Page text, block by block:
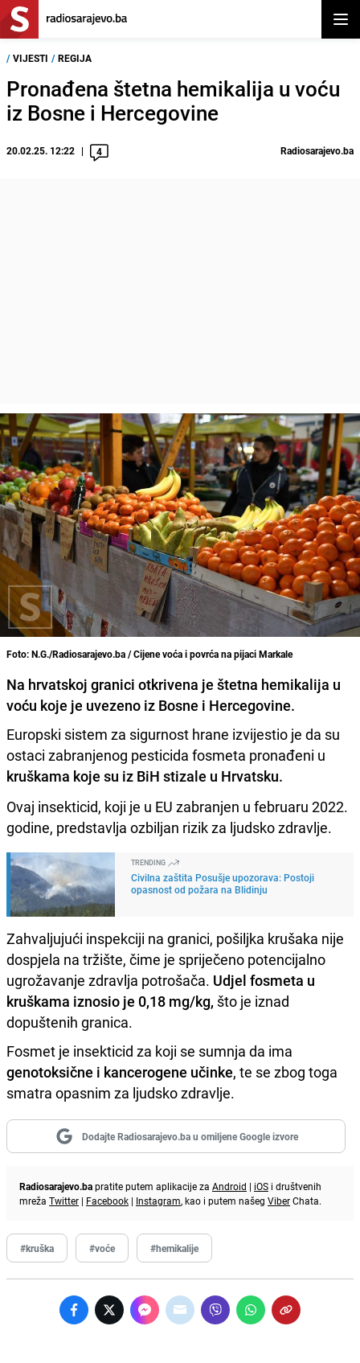
/ VIJESTI / REGIJA
Pronađena štetna hemikalija u voću
iz Bosne i Hercegovine
20.02.25. 12:22 4 Radiosarajevo.ba
Foto: N.G./Radiosarajevo.ba / Cijene voća i povrća na pijaci Markale
Na hrvatskoj granici otkrivena je štetna hemikalija u
voću koje je uvezeno iz Bosne i Hercegovine.
Europski sistem za sigurnost hrane izvijestio je da su
ostaci zabranjenog pesticida fosmeta pronađeni u
kruškama koje su iz BiH stizale u Hrvatsku.
Ovaj insekticid, koji je u EU zabranjen u februaru 2022.
godine, predstavlja ozbiljan rizik za ljudsko zdravlje.
TRENDING
Civilna zaštita Posušje upozorava: Postoji
opasnost od požara na Blidinju
Zahvaljujući inspekciji na granici, pošiljka krušaka nije
dospjela na tržište, čime je spriječeno potencijalno
ugrožavanje zdravlja potrošača. Udjel fosmeta u
kruškama iznosio je 0,18 mg/kg, što je iznad
dopuštenih granica.
Fosmet je insekticid za koji se sumnja da ima
genotoksične i kancerogene učinke, te se zbog toga
smatra opasnim za ljudsko zdravlje.
Dodajte Radiosarajevo.ba u omiljene Google izvore
Radiosarajevo.bapratite putem aplikacije za Android | iOS i društvenih
mreža Twitter | Facebook | Instagram, kao i putem našeg ViberChata.
#kruška #voće #hemikalije